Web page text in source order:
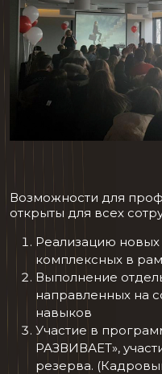
Возможности для
открыты для всех
Реализацию новых
комплексных в
Выполнение
направленных на
навыков
Участие в
РАЗВИВАЕТ»,
резерва.